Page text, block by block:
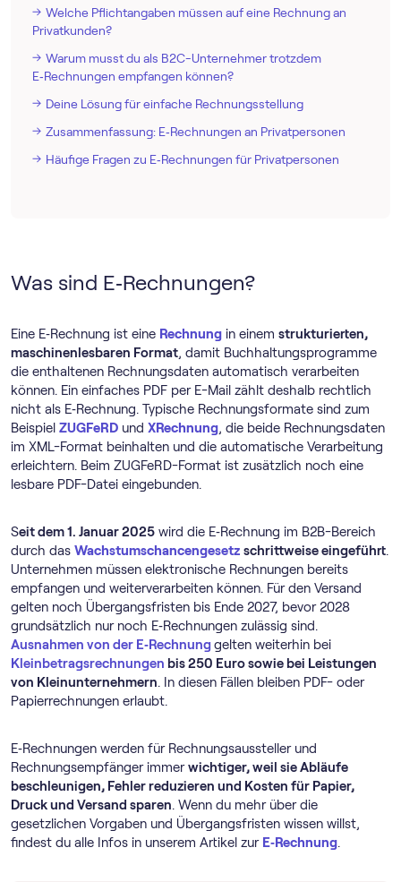
Welche Pflichtangaben müssen auf eine Rechnung an
Privatkunden?
Warum musst du als B2C-Unternehmer trotzdem
E‑Rechnungen empfangen können?
Deine Lösung für einfache Rechnungsstellung
Zusammenfassung: E‑Rechnungen an Privatpersonen
Häufige Fragen zu E‑Rechnungen für Privatpersonen
Was sind E‑Rechnungen?
Eine E‑Rechnung ist eine Rechnung in einem strukturierten,
maschinenlesbaren Format, damit Buchhaltungsprogramme
die enthaltenen Rechnungsdaten automatisch verarbeiten
können. Ein einfaches PDF per E-Mail zählt deshalb rechtlich
nicht als E‑Rechnung. Typische Rechnungsformate sind zum
Beispiel ZUGFeRD und XRechnung, die beide Rechnungsdaten
im XML-Format beinhalten und die automatische Verarbeitung
erleichtern. Beim ZUGFeRD-Format ist zusätzlich noch eine
lesbare PDF-Datei eingebunden.
Seit dem 1. Januar 2025 wird die E‑Rechnung im B2B-Bereich
durch das Wachstumschancengesetz schrittweise eingeführt.
Unternehmen müssen elektronische Rechnungen bereits
empfangen und weiterverarbeiten können. Für den Versand
gelten noch Übergangsfristen bis Ende 2027, bevor 2028
grundsätzlich nur noch E‑Rechnungen zulässig sind.
Ausnahmen von der E‑Rechnunggelten weiterhin bei
Kleinbetragsrechnungen bis 250 Euro sowie bei Leistungen
von Kleinunternehmern. In diesen Fällen bleiben PDF- oder
Papierrechnungen erlaubt.
E‑Rechnungen werden für Rechnungsaussteller und
Rechnungsempfänger immerwichtiger, weil sie Abläufe
beschleunigen, Fehler reduzieren und Kosten für Papier,
Druck und Versand sparen. Wenn du mehr über die
gesetzlichen Vorgaben und Übergangsfristen wissen willst,
findest du alle Infos in unserem Artikel zur E‑Rechnung.